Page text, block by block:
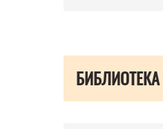
БИБЛИОТЕКА